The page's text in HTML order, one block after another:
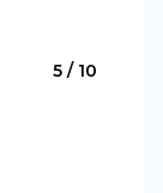
5 / 10